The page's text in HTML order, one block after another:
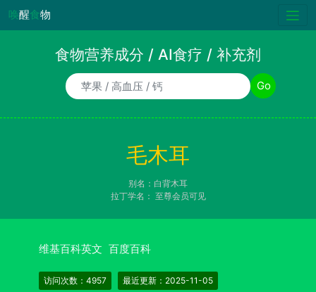
唤醒食物
食物营养成分 / AI食疗 / 补充剂
食物/AI食疗诉求/补充剂名称 Go
毛木耳
别名：白背木耳
拉丁学名： 至尊会员可见
维基百科英文 百度百科
访问次数：4957 最近更新：2025-11-05